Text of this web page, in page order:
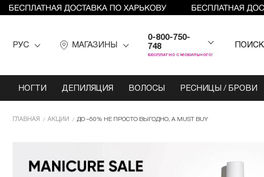
РУС МАГАЗИНЫ
0-800-750-
748
БЕСПЛАТНО С МОБИЛЬНОГО!
ПОИСК
НОГТИ ДЕПИЛЯЦИЯ ВОЛОСЫ РЕСНИЦЫ / БРОВИ
ГЛАВНАЯ АКЦИИ ДО –50% НЕ ПРОСТО ВЫГОДНО, А MUST BUY